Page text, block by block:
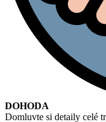
DOHODA
Domluvte si detaily celé